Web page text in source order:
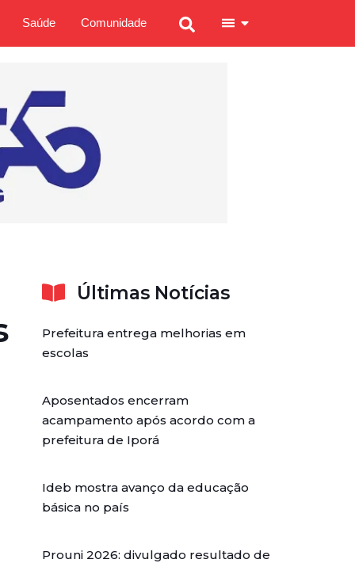
Saúde Comunidade
Últimas Notícias
Prefeitura entrega melhorias em
escolas
Aposentados encerram
acampamento após acordo com a
prefeitura de Iporá
Ideb mostra avanço da educação
básica no país
Prouni 2026: divulgado resultado de